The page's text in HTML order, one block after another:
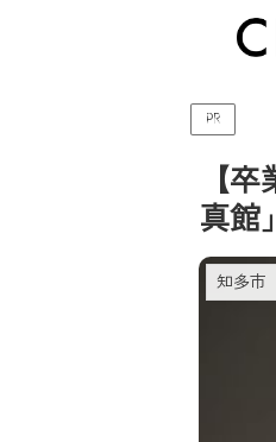
PR
【
真館
知多市